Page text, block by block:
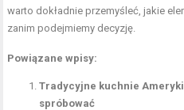
warto dokładnie przemyśleć, jakie
zanim podejmiemy decyzję.
Powiązane wpisy:
Tradycyjne kuchnie
spróbować